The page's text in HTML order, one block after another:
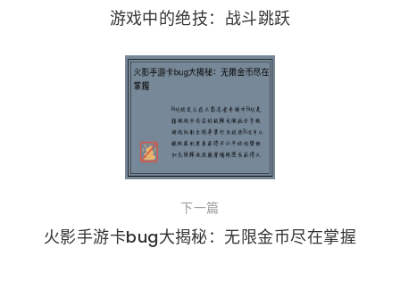
游戏中的绝技：战斗跳跃
下一篇
火影手游卡bug大揭秘：无限金币尽在掌握